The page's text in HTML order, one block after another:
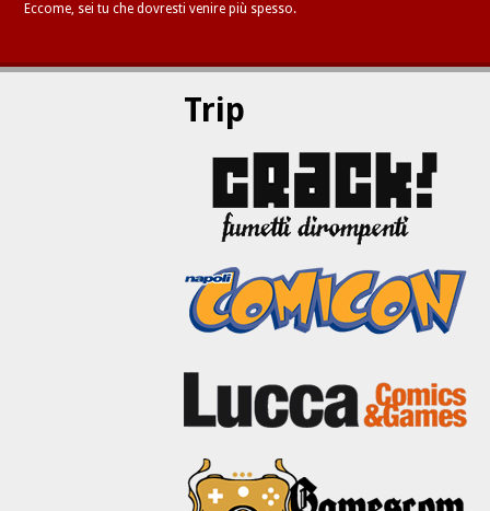
Eccome, sei tu che dovresti venire più spesso.
Trip